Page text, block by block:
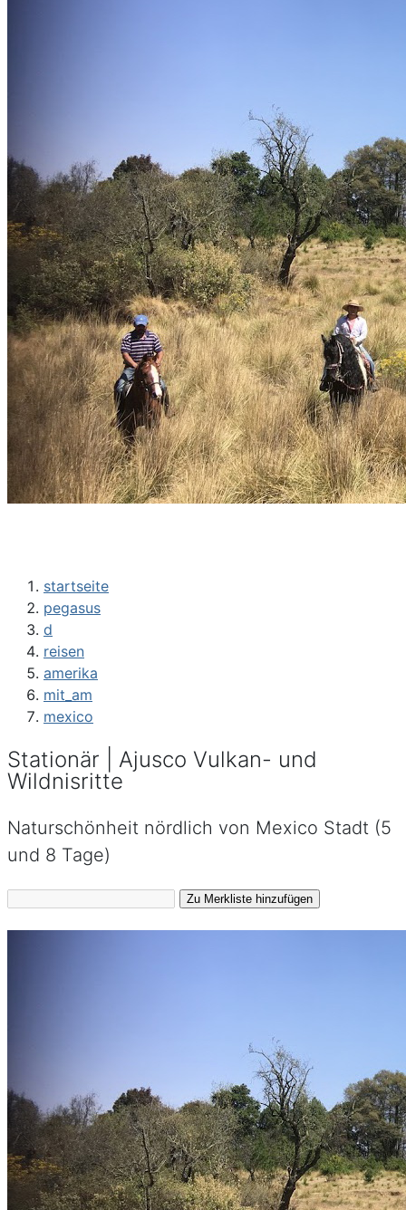
startseite
pegasus
d
reisen
amerika
mit_am
mexico
Stationär | Ajusco Vulkan- und
Wildnisritte
Naturschönheit nördlich von Mexico Stadt (5
und 8 Tage)